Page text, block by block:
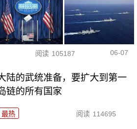
阅读 105187 06-07
陆的武统准备，要扩大到第一
链的所有国家
最热 阅读 114695